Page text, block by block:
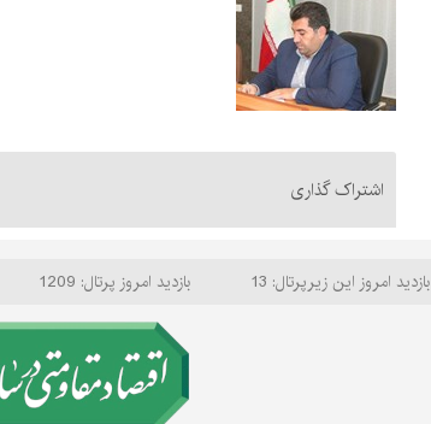
اشتراک گذاری
بازدید امروز این زیرپرتال: 13 بازدید امروز پرتال: 1209